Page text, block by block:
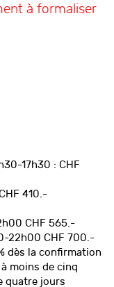
à formaliser
17h30 : CHF
410.-
CHF 565.-
22h00 CHF 700.-
dès la confirmation
moins de cinq
quatre jours